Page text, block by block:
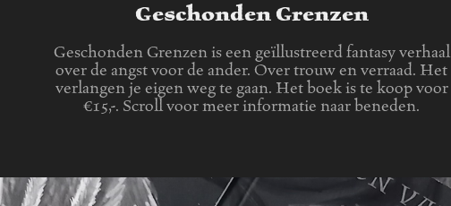
Geschonden Grenzen
Geschonden Grenzen is een geïllustreerd fantasy verhaal
over de angst voor de ander. Over trouw en verraad. Het
verlangen je eigen weg te gaan. Het boek is te koop voor
€15,-. Scroll voor meer informatie naar beneden.